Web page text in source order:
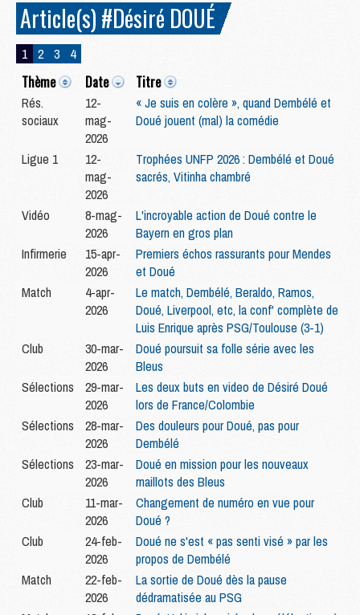
Article(s) #Désiré DOUÉ
1 2 3 4
Thème Date Titre
Rés.
sociaux
12-
mag-
2026
« Je suis en colère », quand Dembélé et
Doué jouent (mal) la comédie
Ligue 1
12-
mag-
2026
Trophées UNFP 2026 : Dembélé et Doué
sacrés, Vitinha chambré
Vidéo
8-mag-
2026
L'incroyable action de Doué contre le
Bayern en gros plan
Infirmerie
15-apr-
2026
Premiers échos rassurants pour Mendes
et Doué
Match
4-apr-
2026
Le match, Dembélé, Beraldo, Ramos,
Doué, Liverpool, etc, la conf' complète de
Luis Enrique après PSG/Toulouse (3-1)
Club
30-mar-
2026
Doué poursuit sa folle série avec les
Bleus
Sélections
29-mar-
2026
Les deux buts en video de Désiré Doué
lors de France/Colombie
Sélections
28-mar-
2026
Des douleurs pour Doué, pas pour
Dembélé
Sélections
23-mar-
2026
Doué en mission pour les nouveaux
maillots des Bleus
Club
11-mar-
2026
Changement de numéro en vue pour
Doué ?
Club
24-feb-
2026
Doué ne s'est « pas senti visé » par les
propos de Dembélé
Match
22-feb-
2026
La sortie de Doué dès la pause
dédramatisée au PSG